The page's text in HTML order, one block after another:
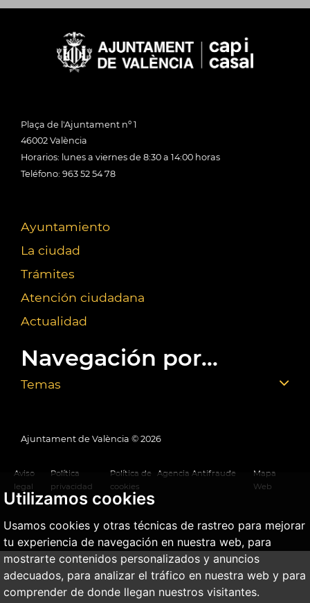
Utilizamos cookies
Usamos cookies y otras técnicas de rastreo para mejorar
tu experiencia de navegación en nuestra web, para
mostrarte contenidos personalizados y anuncios
adecuados, para analizar el tráfico en nuestra web y para
comprender de donde llegan nuestros visitantes.
Plaça de l'Ajuntament nº 1
46002 València
Horarios: lunes a viernes de 8:30 a 14:00 horas
Teléfono: 963 52 54 78
Ayuntamiento
La ciudad
Trámites
Atención ciudadana
Actualidad
Navegación por...
Temas
Ajuntament de València © 2026
Aviso
legal
Política
privacidad
Política de
cookies
Agencia Antifraude
Mapa
Web